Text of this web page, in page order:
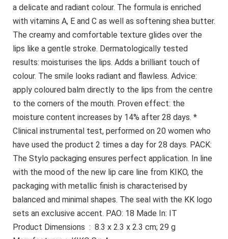
a delicate and radiant colour. The formula is enriched
with vitamins A, E and C as well as softening shea butter.
The creamy and comfortable texture glides over the
lips like a gentle stroke. Dermatologically tested
results: moisturises the lips. Adds a brilliant touch of
colour. The smile looks radiant and flawless. Advice:
apply coloured balm directly to the lips from the centre
to the corners of the mouth. Proven effect: the
moisture content increases by 14% after 28 days. *
Clinical instrumental test, performed on 20 women who
have used the product 2 times a day for 28 days. PACK:
The Stylo packaging ensures perfect application. In line
with the mood of the new lip care line from KIKO, the
packaging with metallic finish is characterised by
balanced and minimal shapes. The seal with the KK logo
sets an exclusive accent. PAO: 18 Made In: IT
Product Dimensions ‏ : ‎ 8.3 x 2.3 x 2.3 cm; 29 g